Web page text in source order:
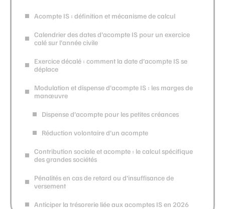
Acompte IS : définition et mécanisme de calcul
Calendrier des dates d’acompte IS pour un exercice
calé sur l’année civile
Exercice décalé : comment la date d’acompte IS se
déplace
Modulation et dispense d’acompte IS : les marges de
manœuvre
Dispense d’acompte pour les petites créances
Réduction volontaire d’un acompte
Contribution sociale et acompte : le calcul spécifique
des grandes sociétés
Pénalités en cas de retard ou d’insuffisance de
versement
Anticiper la trésorerie liée aux acomptes IS en 2026